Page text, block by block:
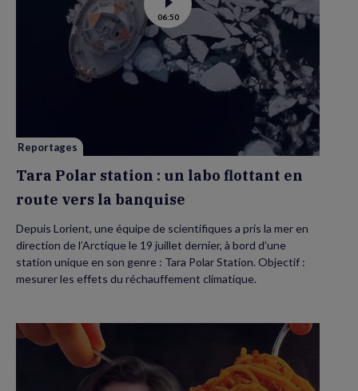
Voir
la
vidéo
de
Tara
Polar
station
:
la
06:50
Reportages
Tara Polar station : un labo flottant en
route vers la banquise
Depuis Lorient, une équipe de scientifiques a pris la mer en
direction de l’Arctique le 19 juillet dernier, à bord d’une
station unique en son genre : Tara Polar Station. Objectif :
mesurer les effets du réchauffement climatique.